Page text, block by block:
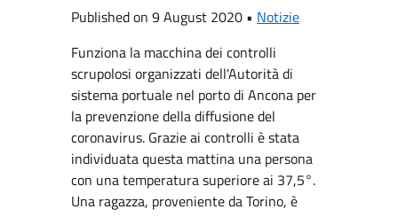
Published on 9 August 2020 • Notizie
Funziona la macchina dei controlli
scrupolosi organizzati dell'Autorità di
sistema portuale nel porto di Ancona per
la prevenzione della diffusione del
coronavirus. Grazie ai controlli è stata
individuata questa mattina una persona
con una temperatura superiore ai 37,5°.
Una ragazza, proveniente da Torino, è